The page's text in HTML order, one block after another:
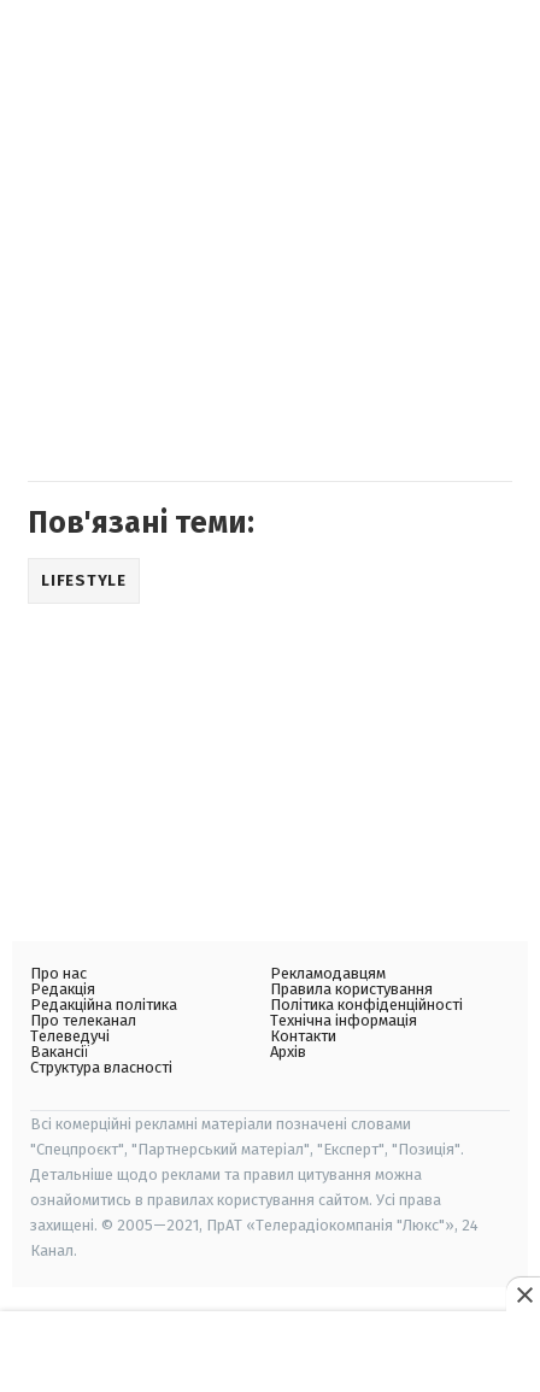
Пов'язані теми:
LIFESTYLE
Про нас
Редакція
Редакційна політика
Про телеканал
Телеведучі
Вакансії
Структура власності
Рекламодавцям
Правила користування
Політика конфіденційності
Технічна інформація
Контакти
Архів
Всі комерційні рекламні матеріали позначені словами
"Спецпроєкт", "Партнерський матеріал", "Експерт", "Позиція".
Детальніше щодо реклами та правил цитування можна
ознайомитись в правилах користування сайтом. Усі права
захищені. © 2005—2021, ПрАТ «Телерадіокомпанія "Люкс"», 24
Канал.